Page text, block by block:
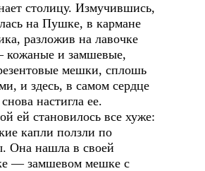
столицу. Измучившись,
на Пушке, в кармане
разложив на лавочке
и замшевые,
мешки, сплошь
и здесь, в самом сердце
настигла ее.
ей становилось все хуже:
капли ползли по
Она нашла в своей
— замшевом мешке с